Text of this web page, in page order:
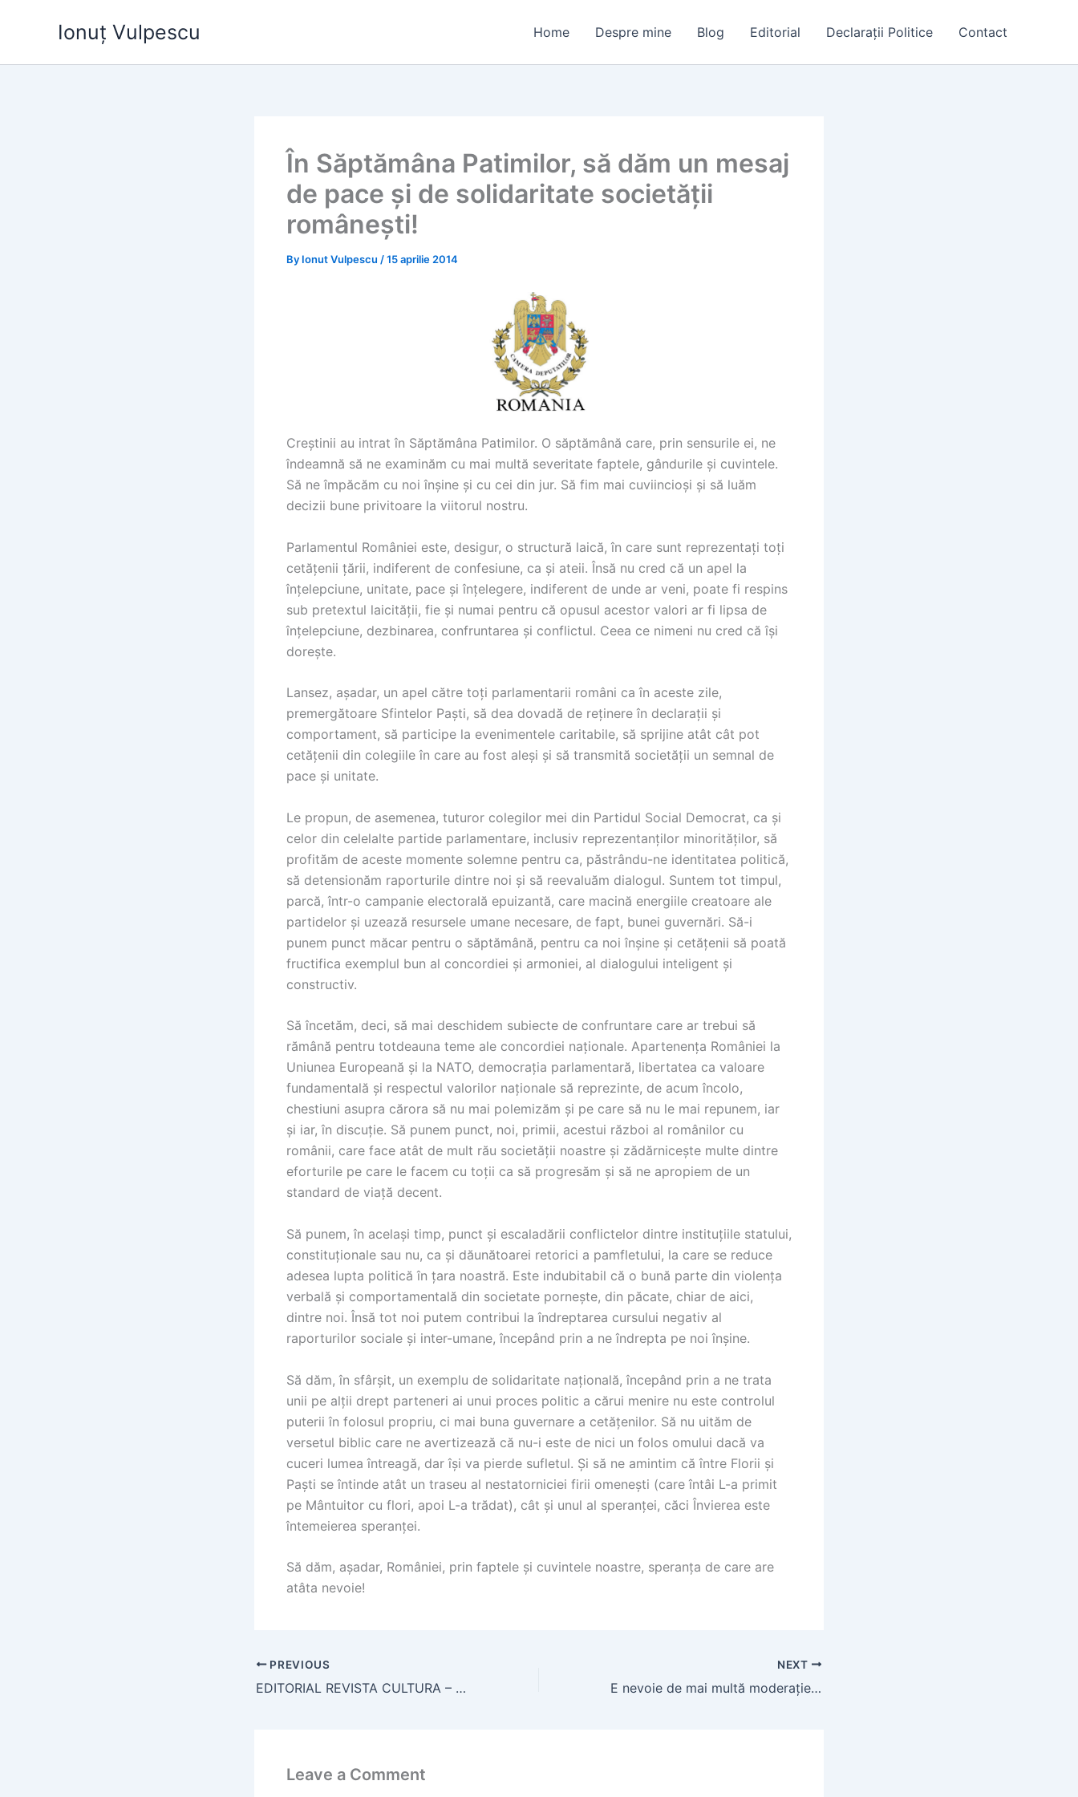
Ionuț Vulpescu Home Despre mine Blog Editorial Declarații Politice Contact
În Săptămâna Patimilor, să dăm un mesaj
de pace și de solidaritate societății
românești!
By Ionut Vulpescu /15 aprilie 2014
Creștinii au intrat în Săptămâna Patimilor. O săptămână care, prin sensurile ei, ne
îndeamnă să ne examinăm cu mai multă severitate faptele, gândurile și cuvintele.
Să ne împăcăm cu noi înșine și cu cei din jur. Să fim mai cuviincioși și să luăm
decizii bune privitoare la viitorul nostru.
Parlamentul României este, desigur, o structură laică, în care sunt reprezentați toți
cetățenii țării, indiferent de confesiune, ca și ateii. Însă nu cred că un apel la
înțelepciune, unitate, pace și înțelegere, indiferent de unde ar veni, poate fi respins
sub pretextul laicității, fie și numai pentru că opusul acestor valori ar fi lipsa de
înțelepciune, dezbinarea, confruntarea și conflictul. Ceea ce nimeni nu cred că își
dorește.
Lansez, așadar, un apel către toți parlamentarii români ca în aceste zile,
premergătoare Sfintelor Paști, să dea dovadă de reținere în declarații și
comportament, să participe la evenimentele caritabile, să sprijine atât cât pot
cetățenii din colegiile în care au fost aleși și să transmită societății un semnal de
pace și unitate.
Le propun, de asemenea, tuturor colegilor mei din Partidul Social Democrat, ca și
celor din celelalte partide parlamentare, inclusiv reprezentanților minorităților, să
profităm de aceste momente solemne pentru ca, păstrându-ne identitatea politică,
să detensionăm raporturile dintre noi și să reevaluăm dialogul. Suntem tot timpul,
parcă, într-o campanie electorală epuizantă, care macină energiile creatoare ale
partidelor și uzează resursele umane necesare, de fapt, bunei guvernări. Să-i
punem punct măcar pentru o săptămână, pentru ca noi înșine și cetățenii să poată
fructifica exemplul bun al concordiei și armoniei, al dialogului inteligent și
constructiv.
Să încetăm, deci, să mai deschidem subiecte de confruntare care ar trebui să
rămână pentru totdeauna teme ale concordiei naționale. Apartenența României la
Uniunea Europeană și la NATO, democrația parlamentară, libertatea ca valoare
fundamentală și respectul valorilor naționale să reprezinte, de acum încolo,
chestiuni asupra cărora să nu mai polemizăm și pe care să nu le mai repunem, iar
și iar, în discuție. Să punem punct, noi, primii, acestui război al românilor cu
românii, care face atât de mult rău societății noastre și zădărnicește multe dintre
eforturile pe care le facem cu toții ca să progresăm și să ne apropiem de un
standard de viață decent.
Să punem, în același timp, punct și escaladării conflictelor dintre instituțiile statului,
constituționale sau nu, ca și dăunătoarei retorici a pamfletului, la care se reduce
adesea lupta politică în țara noastră. Este indubitabil că o bună parte din violența
verbală și comportamentală din societate pornește, din păcate, chiar de aici,
dintre noi. Însă tot noi putem contribui la îndreptarea cursului negativ al
raporturilor sociale și inter-umane, începând prin a ne îndrepta pe noi înșine.
Să dăm, în sfârșit, un exemplu de solidaritate națională, începând prin a ne trata
unii pe alții drept parteneri ai unui proces politic a cărui menire nu este controlul
puterii în folosul propriu, ci mai buna guvernare a cetățenilor. Să nu uităm de
versetul biblic care ne avertizează că nu-i este de nici un folos omului dacă va
cuceri lumea întreagă, dar își va pierde sufletul. Și să ne amintim că între Florii și
Paști se întinde atât un traseu al nestatorniciei firii omenești (care întâi L-a primit
pe Mântuitor cu flori, apoi L-a trădat), cât și unul al speranței, căci Învierea este
întemeierea speranței.
Să dăm, așadar, României, prin faptele și cuvintele noastre, speranța de care are
atâta nevoie!
PREVIOUS
EDITORIAL REVISTA CULTURA – Schimbare de putere sau schimbare de direcţie?
NEXT
E nevoie de mai multă moderație în viața publică
Leave a Comment